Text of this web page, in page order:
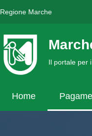
Regione Marche
Il portale per
Home